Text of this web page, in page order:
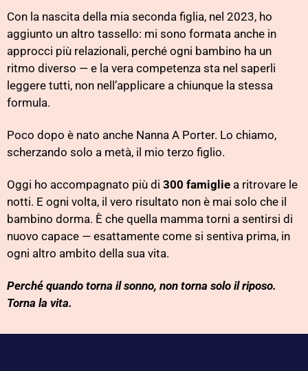
Con la nascita della mia seconda figlia, nel 2023, ho
aggiunto un altro tassello: mi sono formata anche in
approcci più relazionali, perché ogni bambino ha un
ritmo diverso — e la vera competenza sta nel saperli
leggere tutti, non nell’applicare a chiunque la stessa
formula.
Poco dopo è nato anche Nanna A Porter. Lo chiamo,
scherzando solo a metà, il mio terzo figlio.
Oggi ho accompagnato più di 300 famiglie a ritrovare le
notti. E ogni volta, il vero risultato non è mai solo che il
bambino dorma. È che quella mamma torni a sentirsi di
nuovo capace — esattamente come si sentiva prima, in
ogni altro ambito della sua vita.
Perché quando torna il sonno, non torna solo il riposo.
Torna la vita.